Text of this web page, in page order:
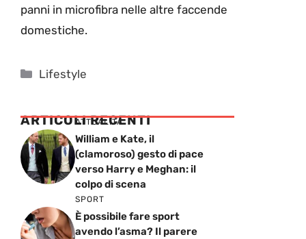
panni in microfibra nelle altre faccende
domestiche.
Categorie
Lifestyle
ARTICOLI RECENTI
ATTUALITÁ
William e Kate, il
(clamoroso) gesto di pace
verso Harry e Meghan: il
colpo di scena
SPORT
È possibile fare sport
avendo l’asma? Il parere